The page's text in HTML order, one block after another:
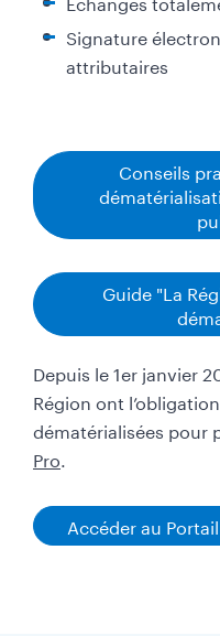
Signature
attributaires
Conseils
Guide "La
Depuis le 1er janvier
Région ont
dématérialisées pour
Pro
Accéder au